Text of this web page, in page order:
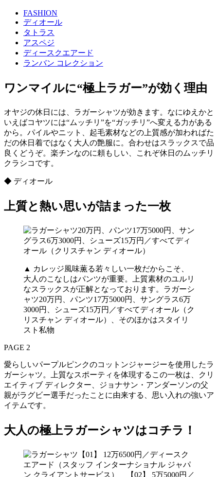
FASHION
ディオール
タトラス
アスペジ
ディースクエアード
ランバン コレクション
ワンマイルに“極上ラガー”が効く理由
オヤジの休日には、ラガーシャツが効きます。なにゆえかと
いえばコヤツには“ムッチリ”を“ガッチリ”へ変える力がある
から。パイルやニット、起毛素材などの上質感が加わればた
だの休日着ではなく大人の艶服に。合わせはスラックスで品
良くどうぞ。楽チンなのに頼もしい、これぞ休日のムッチリ
クラシコです。
◆ ディオール
上質と熱い思いが詰まった一枚
▲ カレッジ風味薫る若々しい一枚だからこそ、
大人のこなしはパンツが重要。上質素材のユルリ
なスラックスが正解となっております。ラガーシ
ャツ20万円、パンツ17万5000円、サングラス6万
3000円、シューズ15万円／すべてディオール（ク
リスチャン ディオール）、そのほかはスタイリ
スト私物
PAGE 2
愛らしいパープルピンクのコットンジャージーを使用したラ
ガーシャツ。上質なスポーティを体現するこの一枚は、クリ
エイティブ ディレクター、ジョナサン・アンダーソンの父
親がラグビー選手だったことに由来する、思い入れの強いア
イテムです。
大人の極上ラガーシャツはコチラ！